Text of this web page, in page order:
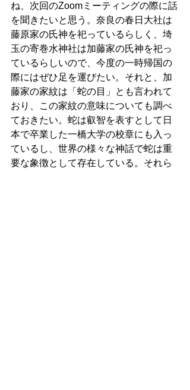
ね、次回のZoomミーティングの際に話
を聞きたいと思う。奈良の春日大社は
藤原家の氏神を祀っているらしく、埼
玉の寄巻水神社は加藤家の氏神を祀っ
ているらしいので、今度の一時帰国の
際にはぜひ足を運びたい。それと、加
藤家の家紋は「蛇の目」とも言われて
おり、この家紋の意味についても調べ
ておきたい。蛇は叡智を表すとして日
本で卒業した一橋大学の校章にも入っ
ているし、世界の様々な神話で蛇は重
要な象徴として存在している。それら